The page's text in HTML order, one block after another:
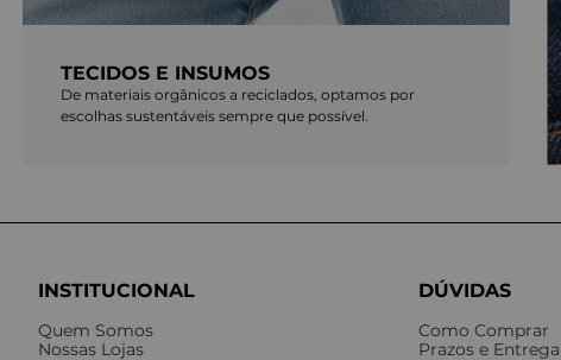
TECIDOS E INSUMOS
De materiais orgânicos a reciclados, optamos por
escolhas sustentáveis sempre que possível.
INSTITUCIONAL
Quem Somos
Nossas Lojas
DÚVIDAS
Como Comprar
Prazos e Entrega